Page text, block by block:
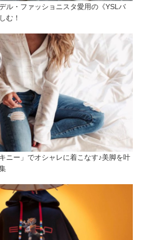
ル・ファッショニスタ愛用の《YSLバ
む！
ニー」でオシャレに着こなす♪美脚を叶